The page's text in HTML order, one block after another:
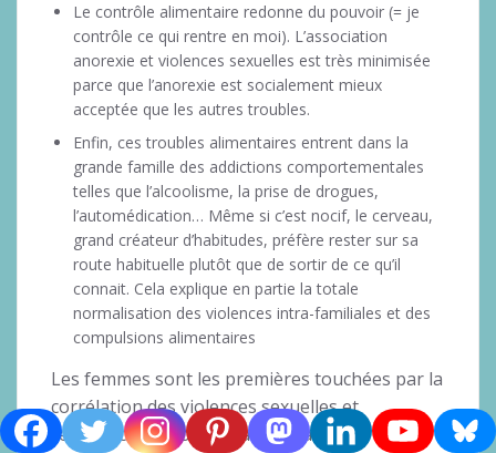
Le contrôle alimentaire redonne du pouvoir (= je
contrôle ce qui rentre en moi). L’association
anorexie et violences sexuelles est très minimisée
parce que l’anorexie est socialement mieux
acceptée que les autres troubles.
Enfin, ces troubles alimentaires entrent dans la
grande famille des addictions comportementales
telles que l’alcoolisme, la prise de drogues,
l’automédication… Même si c’est nocif, le cerveau,
grand créateur d’habitudes, préfère rester sur sa
route habituelle plutôt que de sortir de ce qu’il
connait. Cela explique en partie la totale
normalisation des violences intra-familiales et des
compulsions alimentaires
Les femmes sont les premières touchées par la
corrélation des violences sexuelles et
l’existence de troubles alimentaires.